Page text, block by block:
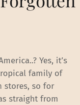
Yes, it’s
family of
stores, so for
straight from